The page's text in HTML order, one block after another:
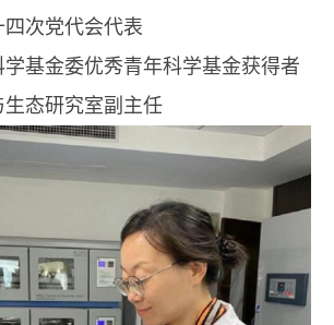
次党代会代表
学基金委优秀青年科学基金获得者
生态研究室副主任